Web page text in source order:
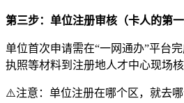
第三步：单位注册审核（卡人的第一
单位首次申请需在“一网通办”平台
执照等材料到注册地人才中心现场
⚠️注意：单位注册在哪个区，就去